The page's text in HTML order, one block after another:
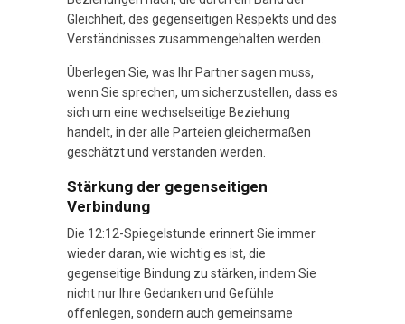
Gleichheit, des gegenseitigen Respekts und des
Verständnisses zusammengehalten werden.
Überlegen Sie, was Ihr Partner sagen muss,
wenn Sie sprechen, um sicherzustellen, dass es
sich um eine wechselseitige Beziehung
handelt, in der alle Parteien gleichermaßen
geschätzt und verstanden werden.
Stärkung der gegenseitigen
Verbindung
Die 12:12-Spiegelstunde erinnert Sie immer
wieder daran, wie wichtig es ist, die
gegenseitige Bindung zu stärken, indem Sie
nicht nur Ihre Gedanken und Gefühle
offenlegen, sondern auch gemeinsame